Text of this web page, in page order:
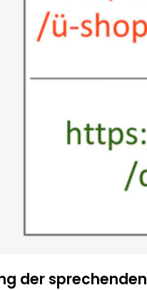
der sprechenden